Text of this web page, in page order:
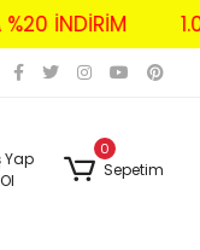
%20 İNDİRİM
Yap
0
Sepetim